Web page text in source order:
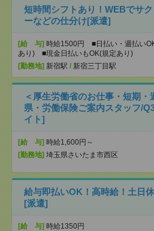
短時間シフトあり！WEBでサ
ーなどの仕分け[派遣]
[給 与] 時給1500円 ■日払い・週払い
あり) ■現金日払いもOK(規定あり)
[勤務地] 新宿駅 / 新宿三丁目駅
＜厚生労働省のお仕事・短期・
県・労働保険ご案内スタッフ/
イト]
[給 与] 時給1,600円～
[勤務地] 埼玉県さいたま市西区
給与即払いOK！高時給！土日
[派遣]
[給 与] 時給1350円